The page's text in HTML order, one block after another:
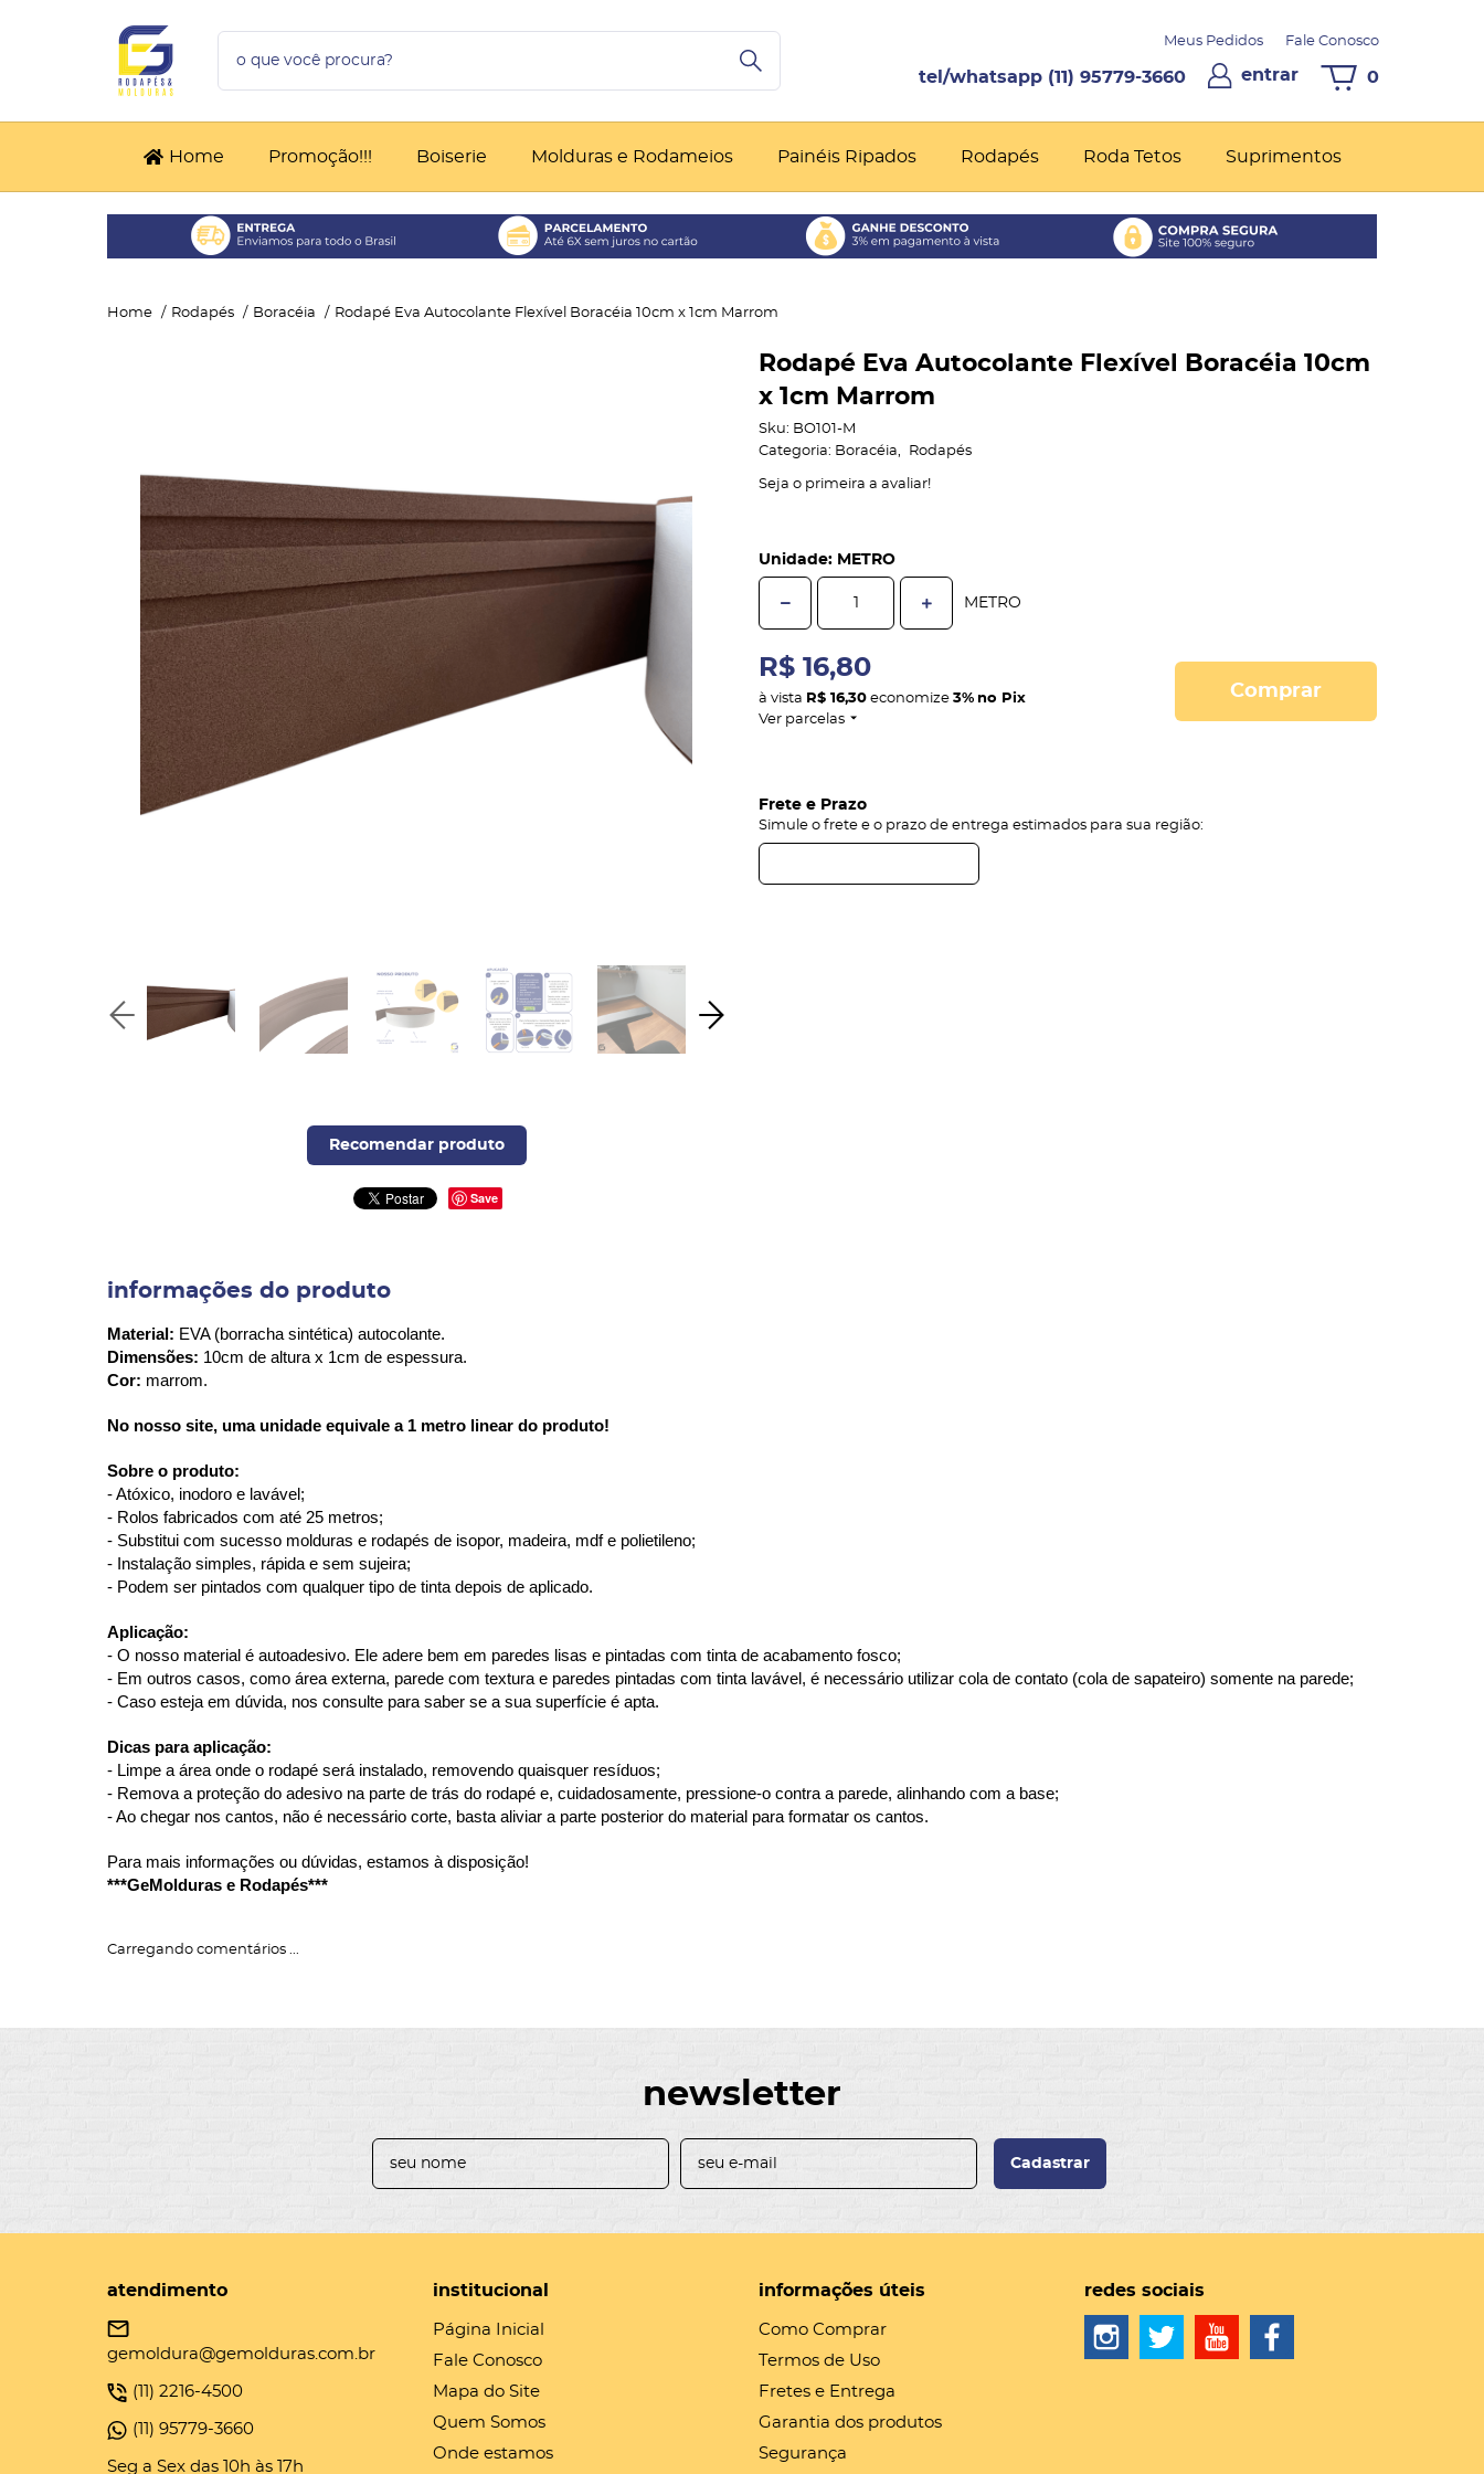
Meus Pedidos Fale Conosco
(11) 95779-3660 entrar 0
Home Promoção!!! Boiserie Molduras e Rodameios Painéis Ripados Rodapés Roda Tetos Suprimentos
Home Rodapés Boracéia Rodapé Eva Autocolante Flexível Boracéia 10cm x 1cm Marrom
Recomendar produto
Save
Rodapé Eva Autocolante Flexível Boracéia 10cm
x 1cm Marrom
Sku: BO101-M
Categoria: Boracéia Rodapés
Seja o primeira a avaliar!
Unidade: METRO
METRO
R$ 16,80
à vista R$ 16,30 economize 3% no Pix
Ver parcelas
Comprar
Frete e Prazo
Simule o frete e o prazo de entrega estimados para sua região:
informações do produto
Material: EVA (borracha sintética) autocolante.
Dimensões: 10cm de altura x 1cm de espessura.
Cor: marrom.
No nosso site, uma unidade equivale a 1 metro linear do produto!
Sobre o produto:
- Atóxico, inodoro e lavável;
- Rolos fabricados com até 25 metros;
- Substitui com sucesso molduras e rodapés de isopor, madeira, mdf e polietileno;
- Instalação simples, rápida e sem sujeira;
- Podem ser pintados com qualquer tipo de tinta depois de aplicado.
Aplicação:
- O nosso material é autoadesivo. Ele adere bem em paredes lisas e pintadas com tinta de acabamento fosco;
- Em outros casos, como área externa, parede com textura e paredes pintadas com tinta lavável, é necessário utilizar cola de contato (cola de sapateiro) somente na parede;
- Caso esteja em dúvida, nos consulte para saber se a sua superfície é apta.
Dicas para aplicação:
- Limpe a área onde o rodapé será instalado, removendo quaisquer resíduos;
- Remova a proteção do adesivo na parte de trás do rodapé e, cuidadosamente, pressione-o contra a parede, alinhando com a base;
- Ao chegar nos cantos, não é necessário corte, basta aliviar a parte posterior do material para formatar os cantos.
Para mais informações ou dúvidas, estamos à disposição!
***GeMolduras e Rodapés***
Carregando comentários ...
newsletter
Cadastrar
atendimento
(11) 2216-4500
(11) 95779-3660
Seg a Sex das 10h às 17h
gemoldura@gemolduras.com.br
institucional
Página Inicial
Fale Conosco
Mapa do Site
Quem Somos
Onde estamos
informações úteis
Como Comprar
Termos de Uso
Fretes e Entrega
Garantia dos produtos
Segurança
redes sociais